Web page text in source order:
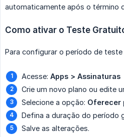
automaticamente após o término
Como ativar o Teste
Para configurar o período de
Acesse: Apps > Assinaturas
Crie um novo plano ou edite
Selecione a opção: Oferecer
Defina a duração do período
Salve as alterações.